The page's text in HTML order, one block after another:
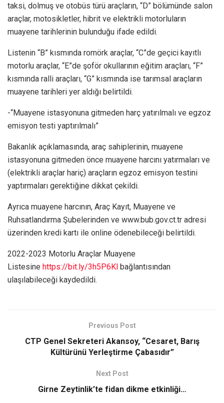
taksi, dolmuş ve otobüs türü araçların, “D” bölümünde salon
araçlar, motosikletler, hibrit ve elektrikli motorluların
muayene tarihlerinin bulunduğu ifade edildi.
Listenin “B” kısmında romörk araçlar, “C”de geçici kayıtlı
motorlu araçlar, “E”de şoför okullarının eğitim araçları, “F”
kısmında ralli araçları, “G” kısmında ise tarımsal araçların
muayene tarihleri yer aldığı belirtildi.
-“Muayene istasyonuna gitmeden harç yatırılmalı ve egzoz
emisyon testi yaptırılmalı”
Bakanlık açıklamasında, araç sahiplerinin, muayene
istasyonuna gitmeden önce muayene harcını yatırmaları ve
(elektrikli araçlar hariç) araçların egzoz emisyon testini
yaptırmaları gerektiğine dikkat çekildi.
Ayrıca muayene harcının, Araç Kayıt, Muayene ve
Ruhsatlandırma Şubelerinden ve www.bub.gov.ct.tr adresi
üzerinden kredi kartı ile online ödenebileceği belirtildi.
2022-2023 Motorlu Araçlar Muayene
Listesine https://bit.ly/3h5P6Kl bağlantısından
ulaşılabileceği kaydedildi.
Previous Post
CTP Genel Sekreteri Akansoy, “Cesaret, Barış
Kültürünü Yerleştirme Çabasıdır”
Next Post
Girne Zeytinlik’te fidan dikme etkinliği…